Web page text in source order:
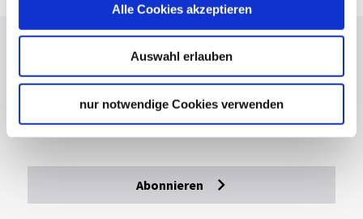
Alle Cookies akzeptieren
Auswahl erlauben
nur notwendige Cookies verwenden
Lassen Sie sich inspirieren!
Mit unserem Newsletter bleiben Sie zu Events,
Highlights und aktuellen Angeboten in
Stuttgart und Region immer up-to-date.
Abonnieren